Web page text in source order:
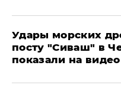
Удары морских
посту "Сиваш" в
показали на видео